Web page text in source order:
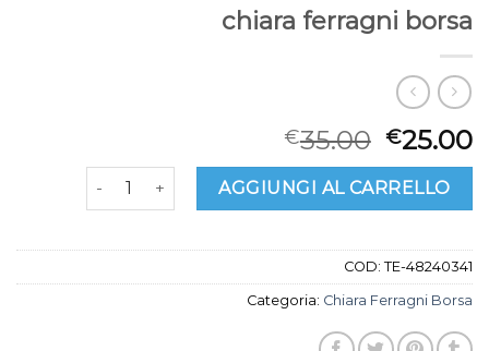
chiara ferragni borsa
€35.00 €25.00
chiara ferragni borsa quantitàAGGIUNGI AL CARRELLO
COD: TE-48240341
Categoria: Chiara Ferragni Borsa